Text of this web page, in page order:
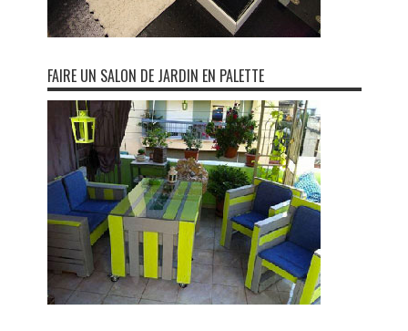
FAIRE UN SALON DE JARDIN EN PALETTE